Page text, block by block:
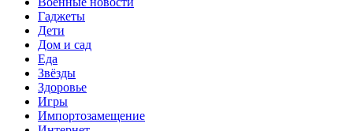
Гаджеты
Дети
Дом и сад
Еда
Звёзды
Здоровье
Игры
Импортозамещение